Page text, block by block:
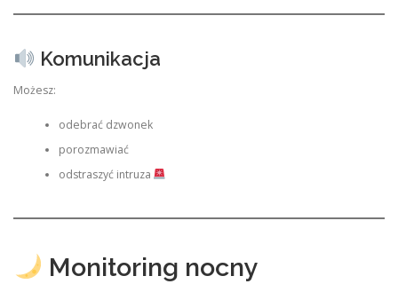
Komunikacja
Możesz:
odebrać dzwonek
porozmawiać
odstraszyć intruza
Monitoring nocny